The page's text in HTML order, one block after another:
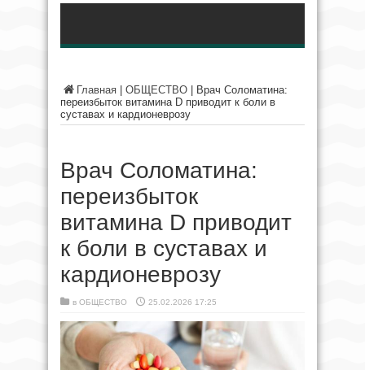
Главная ОБЩЕСТВО
Врач Соломатина:
переизбыток витамина D приводит к боли в
суставах и кардионеврозу
Врач Соломатина:
переизбыток
витамина D приводит
к боли в суставах и
кардионеврозу
в ОБЩЕСТВО 25.02.2026 17:25